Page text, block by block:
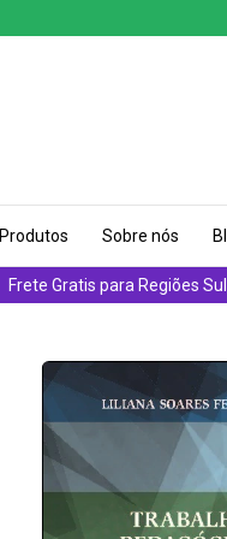
Frete Gratis para Regiões
Produtos Sobre nós